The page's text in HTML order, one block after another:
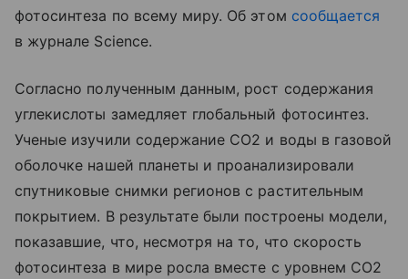
фотосинтеза по всему миру. Об этом сообщается
в журнале Science.
Согласно полученным данным, рост содержания
углекислоты замедляет глобальный фотосинтез.
Ученые изучили содержание СО2 и воды в газовой
оболочке нашей планеты и проанализировали
спутниковые снимки регионов с растительным
покрытием. В результате были построены модели,
показавшие, что, несмотря на то, что скорость
фотосинтеза в мире росла вместе с уровнем СО2